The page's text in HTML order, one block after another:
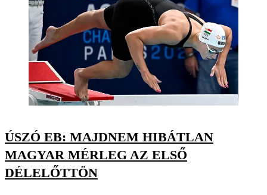
ÚSZÓ EB: MAJDNEM HIBÁTLAN
MAGYAR MÉRLEG AZ ELSŐ
DÉLELŐTTÖN